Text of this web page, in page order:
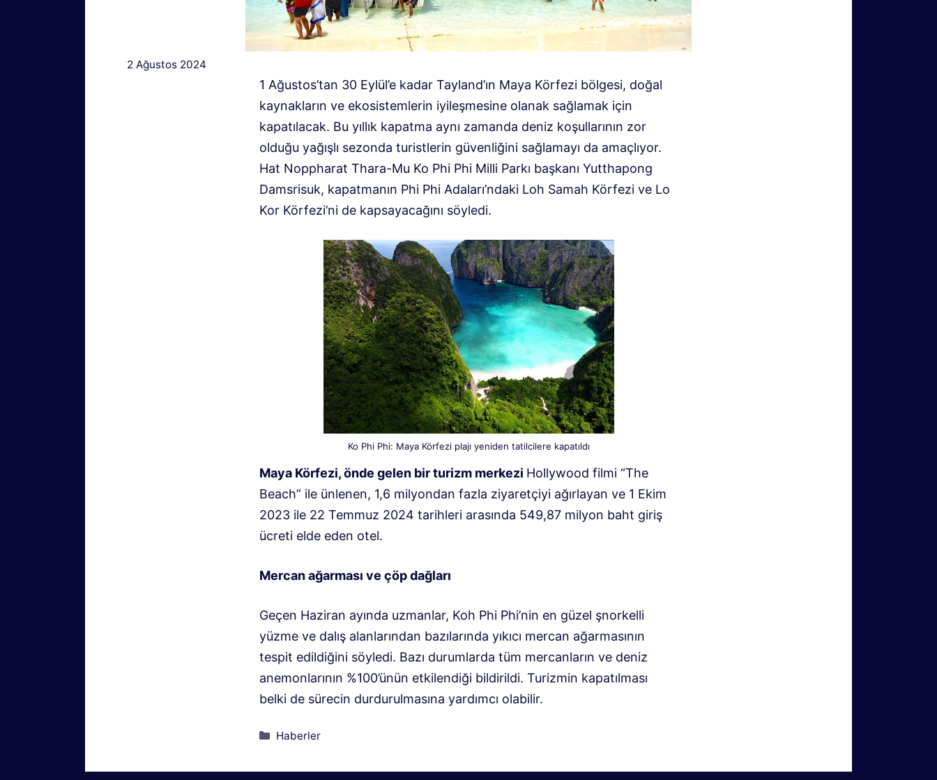
2 Ağustos 2024
1 Ağustos’tan 30 Eylül’e kadar Tayland’ın Maya Körfezi bölgesi, doğal
kaynakların ve ekosistemlerin iyileşmesine olanak sağlamak için
kapatılacak. Bu yıllık kapatma aynı zamanda deniz koşullarının zor
olduğu yağışlı sezonda turistlerin güvenliğini sağlamayı da amaçlıyor.
Hat Noppharat Thara-Mu Ko Phi Phi Milli Parkı başkanı Yutthapong
Damsrisuk, kapatmanın Phi Phi Adaları’ndaki Loh Samah Körfezi ve Lo
Kor Körfezi’ni de kapsayacağını söyledi.
Ko Phi Phi: Maya Körfezi plajı yeniden tatilcilere kapatıldı
Maya Körfezi, önde gelen bir turizm merkezi Hollywood filmi “The
Beach” ile ünlenen, 1,6 milyondan fazla ziyaretçiyi ağırlayan ve 1 Ekim
2023 ile 22 Temmuz 2024 tarihleri ​​arasında 549,87 milyon baht giriş
ücreti elde eden otel.
Mercan ağarması ve çöp dağları
Geçen Haziran ayında uzmanlar, Koh Phi Phi’nin en güzel şnorkelli
yüzme ve dalış alanlarından bazılarında yıkıcı mercan ağarmasının
tespit edildiğini söyledi. Bazı durumlarda tüm mercanların ve deniz
anemonlarının %100’ünün etkilendiği bildirildi. Turizmin kapatılması
belki de sürecin durdurulmasına yardımcı olabilir.
Kategoriler
Haberler